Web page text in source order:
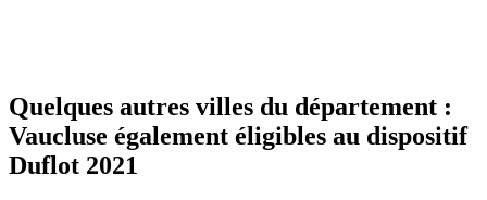
Quelques autres villes du département :
Vaucluse également éligibles au dispositif
Duflot 2021